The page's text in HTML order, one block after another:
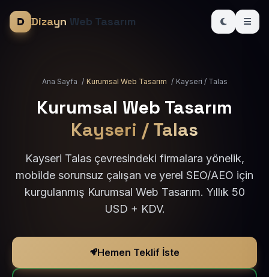
Dizayn Web Tasarım
Ana Sayfa / Kurumsal Web Tasarım / Kayseri / Talas
Kurumsal Web Tasarım
Kayseri / Talas
Kayseri Talas çevresindeki firmalara yönelik,
mobilde sorunsuz çalışan ve yerel SEO/AEO için
kurgulanmış Kurumsal Web Tasarım. Yıllık 50
USD + KDV.
Hemen Teklif İste